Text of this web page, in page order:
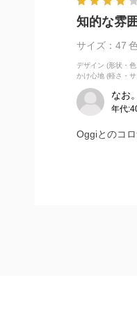
知的な雰囲
サイズ：47
デザイン (形状・
かけ心地 (軽さ・
なお。
年代:
Oggiとのコ